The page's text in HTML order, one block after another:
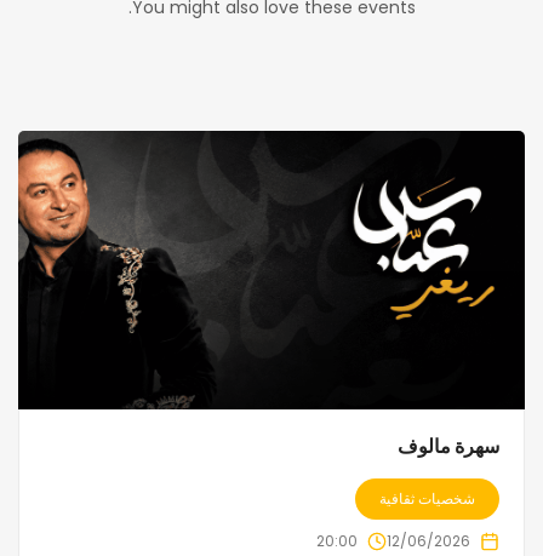
You might also love these events.
سهرة مالوف
شخصيات ثقافية
12/06/2026
20:00